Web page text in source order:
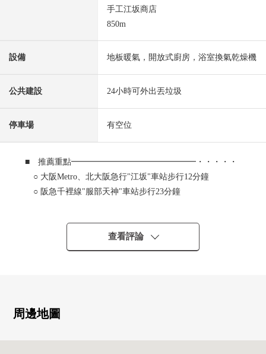
手工江坂商店
850m
設備 地板暖氣，開放式廚房，浴室換氣乾燥機
公共建設 24小時可外出丟垃圾
停車場 有空位
■ 推薦重點━━━━━━━━━━━━━━━・・・・・
○ 大阪Metro、北大阪急行"江坂"車站步行12分鐘
○ 阪急千裡線"服部天神"車站步行23分鐘
○ 寵物飼養可(規章限制有)
○ 作為24小時都可以外出丟垃圾的垃圾鼓有
○ 入口門支持非接觸卡鍵
查看評論
周邊地圖